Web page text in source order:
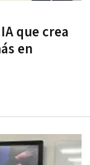
que crea
en